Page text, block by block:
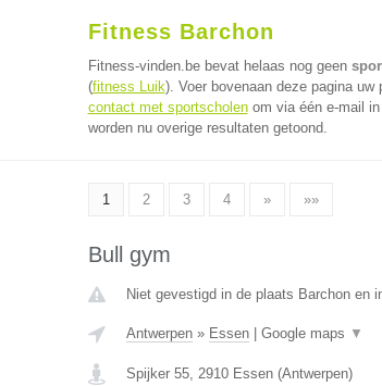
Fitness Barchon
Fitness-vinden.be bevat helaas nog geen
(fitness Luik). Voer bovenaan deze pagina
contact met sportscholenom via één e-mail in
worden nu overige resultaten getoond.
1 2 3 4 » »»
Bull gym
Niet gevestigd in de plaats Barchon en
Antwerpen» Essen| Google maps ▼
Spijker 55, 2910 Essen(Antwerpen)